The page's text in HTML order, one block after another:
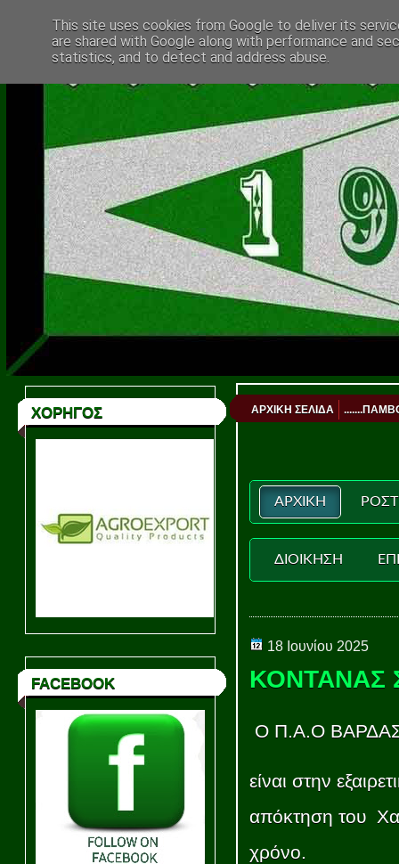
ΧΟΡΗΓΟΣ
FACEBOOK
ΑΡΧΙΚΗ ΣΕΛΙΔΑ
ΑΡΧΙΚΗ
ΔΙΟΙΚΗΣΗ
18 Ιουνίου 2025
ΚΟΝΤΑΝΑΣ
Ο Π.Α.Ο
είναι στην
απόκτηση του
χρόνο.
This site uses cookies from Google to deliver its
are shared with Google along with performance and
statistics, and to detect and address abuse.